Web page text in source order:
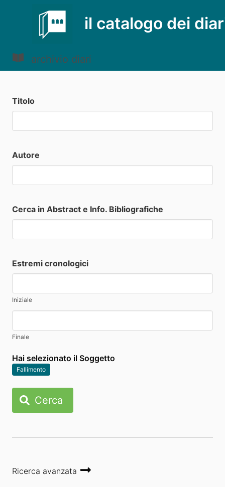
il catalogo dei
archivio diari
Titolo
Autore
Cerca in Abstract e Info. Bibliografiche
Estremi cronologici
Iniziale
Finale
Hai selezionato il Soggetto
Fallimento
Cerca
Ricerca avanzata